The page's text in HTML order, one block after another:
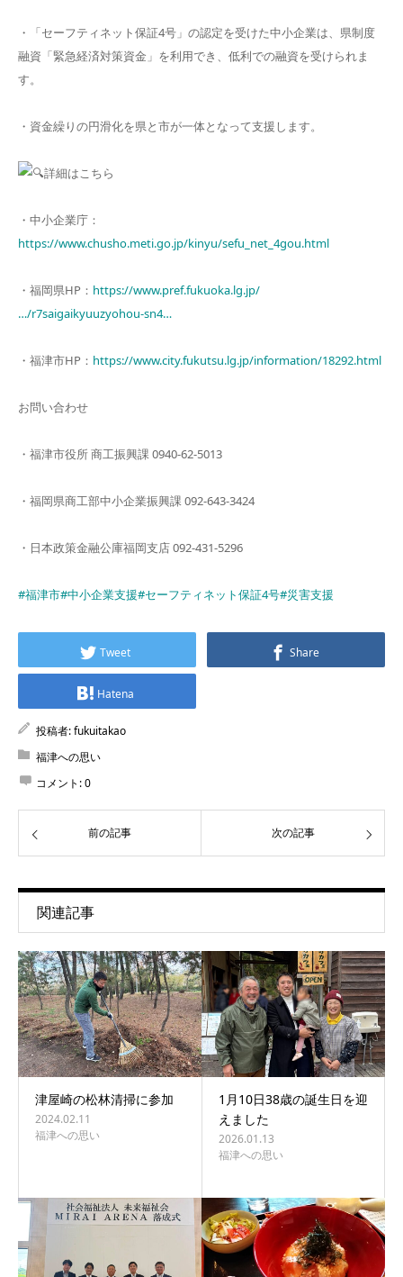
・「セーフティネット保証4号」の認定を受けた中小企業は、県制度
融資「緊急経済対策資金」を利用でき、低利での融資を受けられま
す。
・資金繰りの円滑化を県と市が一体となって支援します。
詳細はこちら
・中小企業庁：
https://www.chusho.meti.go.jp/kinyu/sefu_net_4gou.html
・福岡県HP： https://www.pref.fukuoka.lg.jp/
…/r7saigaikyuuzyohou-sn4…
・福津市HP： https://www.city.fukutsu.lg.jp/information/18292.html
お問い合わせ
・福津市役所 商工振興課 0940-62-5013
・福岡県商工部中小企業振興課 092-643-3424
・日本政策金融公庫福岡支店 092-431-5296
#福津市#中小企業支援#セーフティネット保証4号#災害支援
Tweet Share
Hatena
投稿者:fukuitakao
福津への思い
コメント:0
前の記事 次の記事
関連記事
津屋崎の松林清掃に参加
2024.02.11
福津への思い
1月10日38歳の誕生日を迎
えました
2026.01.13
福津への思い